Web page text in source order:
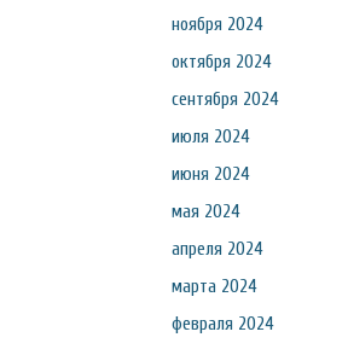
ноября 2024
октября 2024
сентября 2024
июля 2024
июня 2024
мая 2024
апреля 2024
марта 2024
февраля 2024